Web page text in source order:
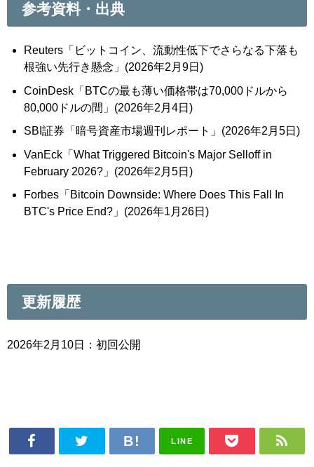
参考資料・出典
Reuters「ビットコイン、流動性低下でさらなる下落も
根強い先行き懸念」(2026年2月9日)
CoinDesk「BTCの最も薄い価格帯は70,000ドルから
80,000ドルの間」(2026年2月4日)
SBI証券「暗号資産市場週刊レポート」(2026年2月5日)
VanEck「What Triggered Bitcoin's Major Selloff in
February 2026?」(2026年2月5日)
Forbes「Bitcoin Downside: Where Does This Fall In
BTC's Price End?」(2026年1月26日)
更新履歴
2026年2月10日：初回公開
LINE